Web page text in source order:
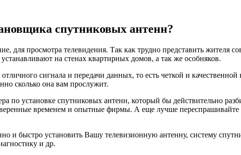
спутниковых антенн?
для просмотра телевидения. Так как трудно представить жителя
на стенах квартирных домов, а так же особняков.
сигнала и передачи данных, то есть четкой и
сколько она вам прослужит.
по установке спутниковых антенн, который бы действительно
временем и опытные фирмы. А еще лучше
и быстро установить Вашу телевизионную антенну, систему
и др.